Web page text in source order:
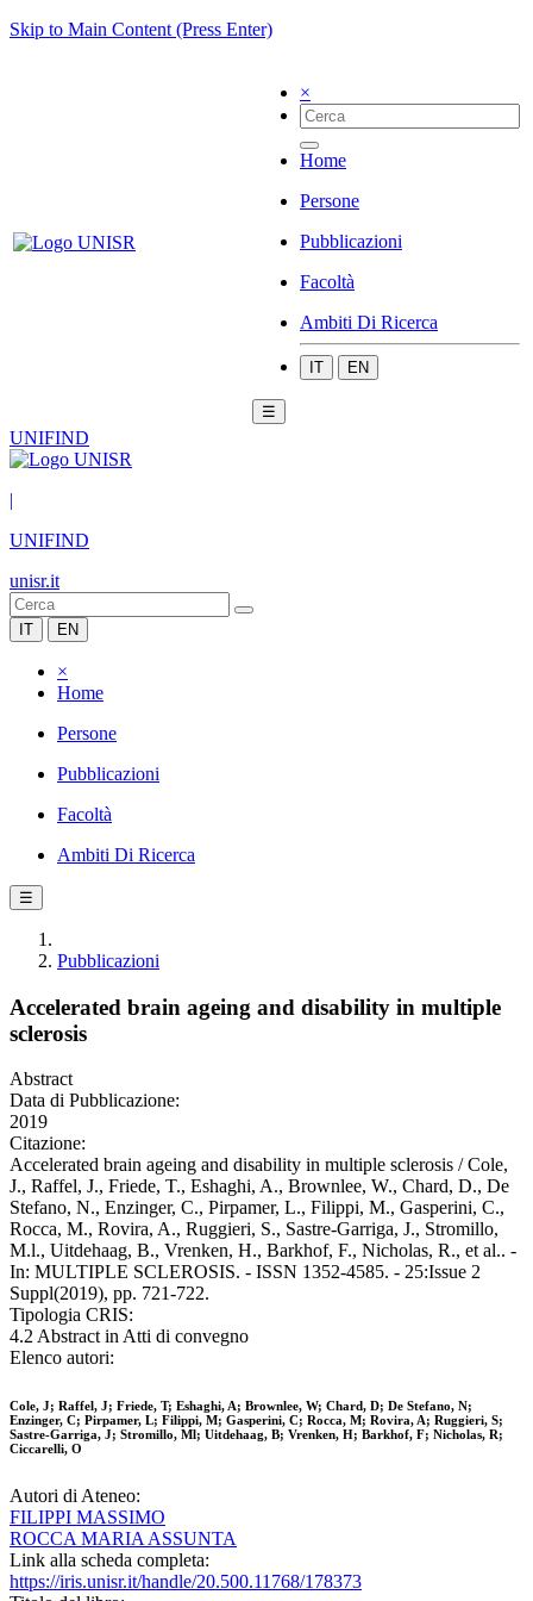
Skip to Main Content (Press Enter)
×
Home
Persone
Pubblicazioni
Facoltà
Ambiti Di Ricerca
IT EN
☰
UNIFIND
|
UNIFIND
unisr.it
IT EN
×
Home
Persone
Pubblicazioni
Facoltà
Ambiti Di Ricerca
☰
Pubblicazioni
Accelerated brain ageing and disability in multiple
sclerosis
Abstract
Data di Pubblicazione:
2019
Citazione:
Accelerated brain ageing and disability in multiple sclerosis / Cole,
J., Raffel, J., Friede, T., Eshaghi, A., Brownlee, W., Chard, D., De
Stefano, N., Enzinger, C., Pirpamer, L., Filippi, M., Gasperini, C.,
Rocca, M., Rovira, A., Ruggieri, S., Sastre-Garriga, J., Stromillo,
M.l., Uitdehaag, B., Vrenken, H., Barkhof, F., Nicholas, R., et al.. -
In: MULTIPLE SCLEROSIS. - ISSN 1352-4585. - 25:Issue 2
Suppl(2019), pp. 721-722.
Tipologia CRIS:
4.2 Abstract in Atti di convegno
Elenco autori:
Cole, J; Raffel, J; Friede, T; Eshaghi, A; Brownlee, W; Chard, D; De Stefano, N;
Enzinger, C; Pirpamer, L; Filippi, M; Gasperini, C; Rocca, M; Rovira, A; Ruggieri, S;
Sastre-Garriga, J; Stromillo, Ml; Uitdehaag, B; Vrenken, H; Barkhof, F; Nicholas, R;
Ciccarelli, O
Autori di Ateneo:
FILIPPI MASSIMO
ROCCA MARIA ASSUNTA
Link alla scheda completa:
https://iris.unisr.it/handle/20.500.11768/178373